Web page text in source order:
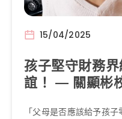
15/04/2025
孩子堅守財務
誼！ — 關顯彬
「父母是否應該給予孩